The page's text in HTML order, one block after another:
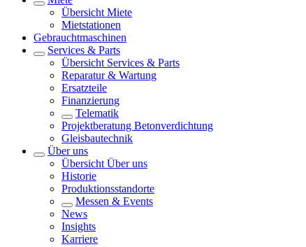
Übersicht Miete
Mietstationen
Gebrauchtmaschinen
Services & Parts
Übersicht Services & Parts
Reparatur & Wartung
Ersatzteile
Finanzierung
Telematik
Projektberatung Betonverdichtung
Gleisbautechnik
Über uns
Übersicht Über uns
Historie
Produktionsstandorte
Messen & Events
News
Insights
Karriere